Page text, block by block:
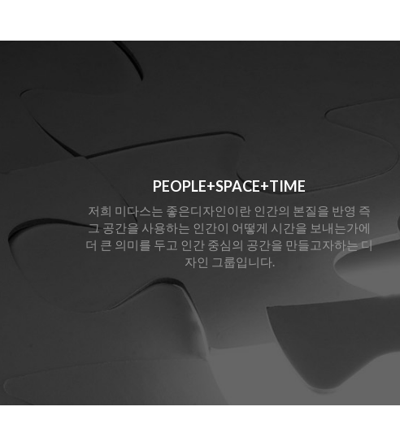
PEOPLE+SPACE+TIME
저희 미다스는 좋은디자인이란 인간의 본질을 반영 즉
그 공간을 사용하는 인간이 어떻게 시간을 보내는가에
더 큰 의미를 두고 인간 중심의 공간을 만들고자하는 디
자인 그룹입니다.